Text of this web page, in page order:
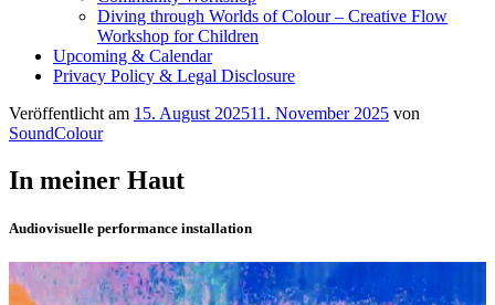
Diving through Worlds of Colour – Creative Flow
Workshop for Children
Upcoming & Calendar
Privacy Policy & Legal Disclosure
Veröffentlicht am 15. August 202511. November 2025 von
SoundColour
In meiner Haut
Audiovisuelle performance installation